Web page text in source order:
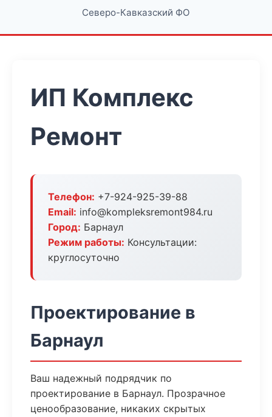
Северо-Кавказский ФО
ИП Комплекс
Ремонт
Телефон: +7-924-925-39-88
Email: info@kompleksremont984.ru
Город: Барнаул
Режим работы: Консультации:
круглосуточно
Проектирование в
Барнаул
Ваш надежный подрядчик по
проектирование в Барнаул. Прозрачное
ценообразование, никаких скрытых